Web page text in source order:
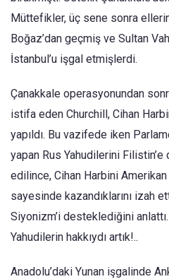
Müttefikler, üç sene sonra
Boğaz’dan geçmiş ve Sultan
İstanbul’u işgal etmişlerdi.
Çanakkale operasyonundan
istifa eden Churchill, Cihan
yapıldı. Bu vazifede iken
yapan Rus Yahudilerini
edilince, Cihan Harbini
sayesinde kazandıklarını izah
Siyonizm’i desteklediğini
Yahudilerin hakkıydı artık!..
Anadolu’daki Yunan işgalinde